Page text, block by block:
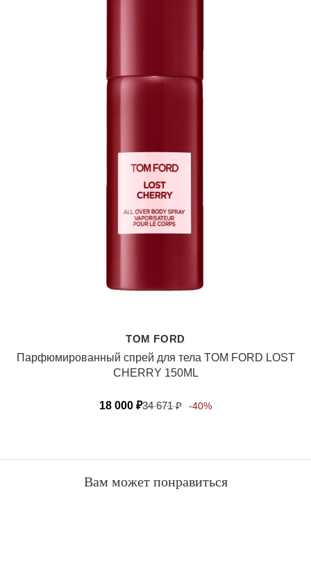
TOM FORD
Парфюмированный спрей для тела TOM FORD LOST
CHERRY 150ML
18 000 ₽34 671₽ -40%
Вам может понравиться